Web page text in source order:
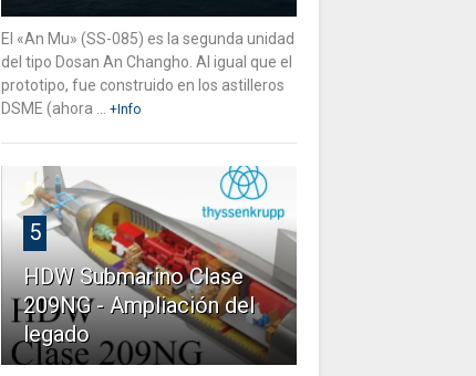
El «An Mu» (SS-085) es la segunda unidad
del tipo Dosan An Changho. Al igual que el
prototipo, fue construido en los astilleros
DSME (ahora ...
+Info
5
HDW Submarino Clase
209NG - Ampliación del
legado